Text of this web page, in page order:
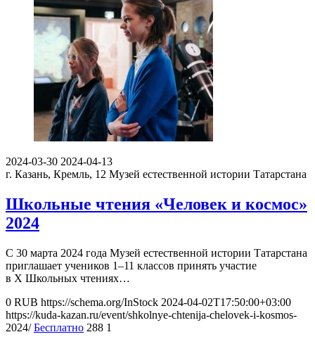
2024-03-30 2024-04-13
г. Казань, Кремль, 12 Музей естественной истории Татарстана
Школьные чтения «Человек и космос»
2024
С 30 марта 2024 года Музей естественной истории Татарстана
приглашает учеников 1–11 классов принять участие
в X Школьных чтениях…
0 RUB https://schema.org/InStock 2024-04-02T17:50:00+03:00
https://kuda-kazan.ru/event/shkolnye-chtenija-chelovek-i-kosmos-
2024/ Бесплатно 288 1